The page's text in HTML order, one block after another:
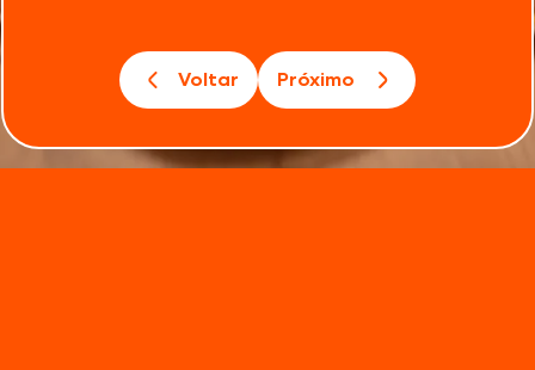
Voltar Próximo